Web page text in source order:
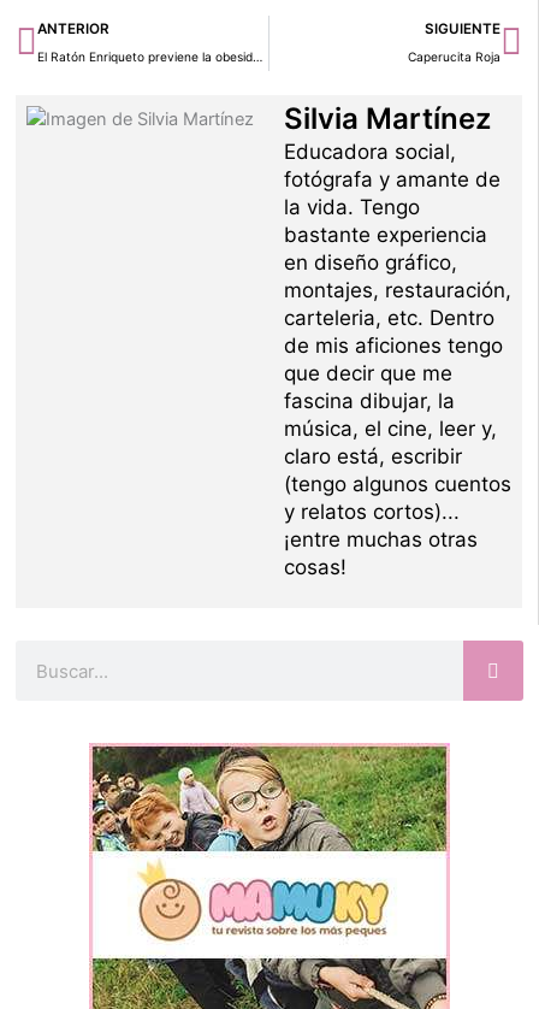
Ant
ANTERIOR
El Ratón Enriqueto previene la obesidad infantil
SIGUIENTE
Caperucita Roja
Silvia Martínez
Educadora social,
fotógrafa y amante de
la vida. Tengo
bastante experiencia
en diseño gráfico,
montajes, restauración,
carteleria, etc. Dentro
de mis aficiones tengo
que decir que me
fascina dibujar, la
música, el cine, leer y,
claro está, escribir
(tengo algunos cuentos
y relatos cortos)...
¡entre muchas otras
cosas!